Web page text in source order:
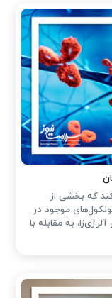
که بخشی از
موجود در
به مقابله با